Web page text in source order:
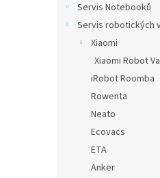
Servis Notebooků
Servis robotických
Xiaomi
Xiaomi Robot
iRobot Roomba
Rowenta
Neato
Ecovacs
ETA
Anker